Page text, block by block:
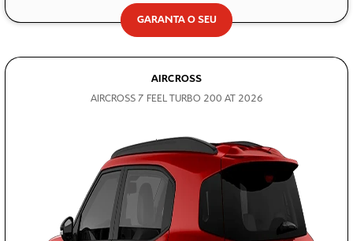
GARANTA O SEU
AIRCROSS
AIRCROSS 7 FEEL TURBO 200 AT 2026